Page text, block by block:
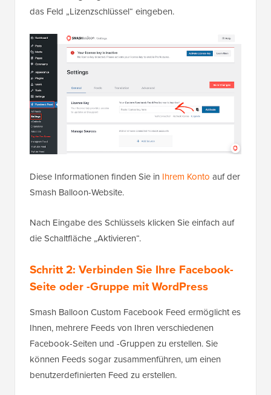
das Feld „Lizenzschlüssel“ eingeben.
Diese Informationen finden Sie in Ihrem Konto auf der
Smash Balloon-Website.
Nach Eingabe des Schlüssels klicken Sie einfach auf
die Schaltfläche „Aktivieren“.
Schritt 2: Verbinden Sie Ihre Facebook-
Seite oder -Gruppe mit WordPress
Smash Balloon Custom Facebook Feed ermöglicht es
Ihnen, mehrere Feeds von Ihren verschiedenen
Facebook-Seiten und -Gruppen zu erstellen. Sie
können Feeds sogar zusammenführen, um einen
benutzerdefinierten Feed zu erstellen.